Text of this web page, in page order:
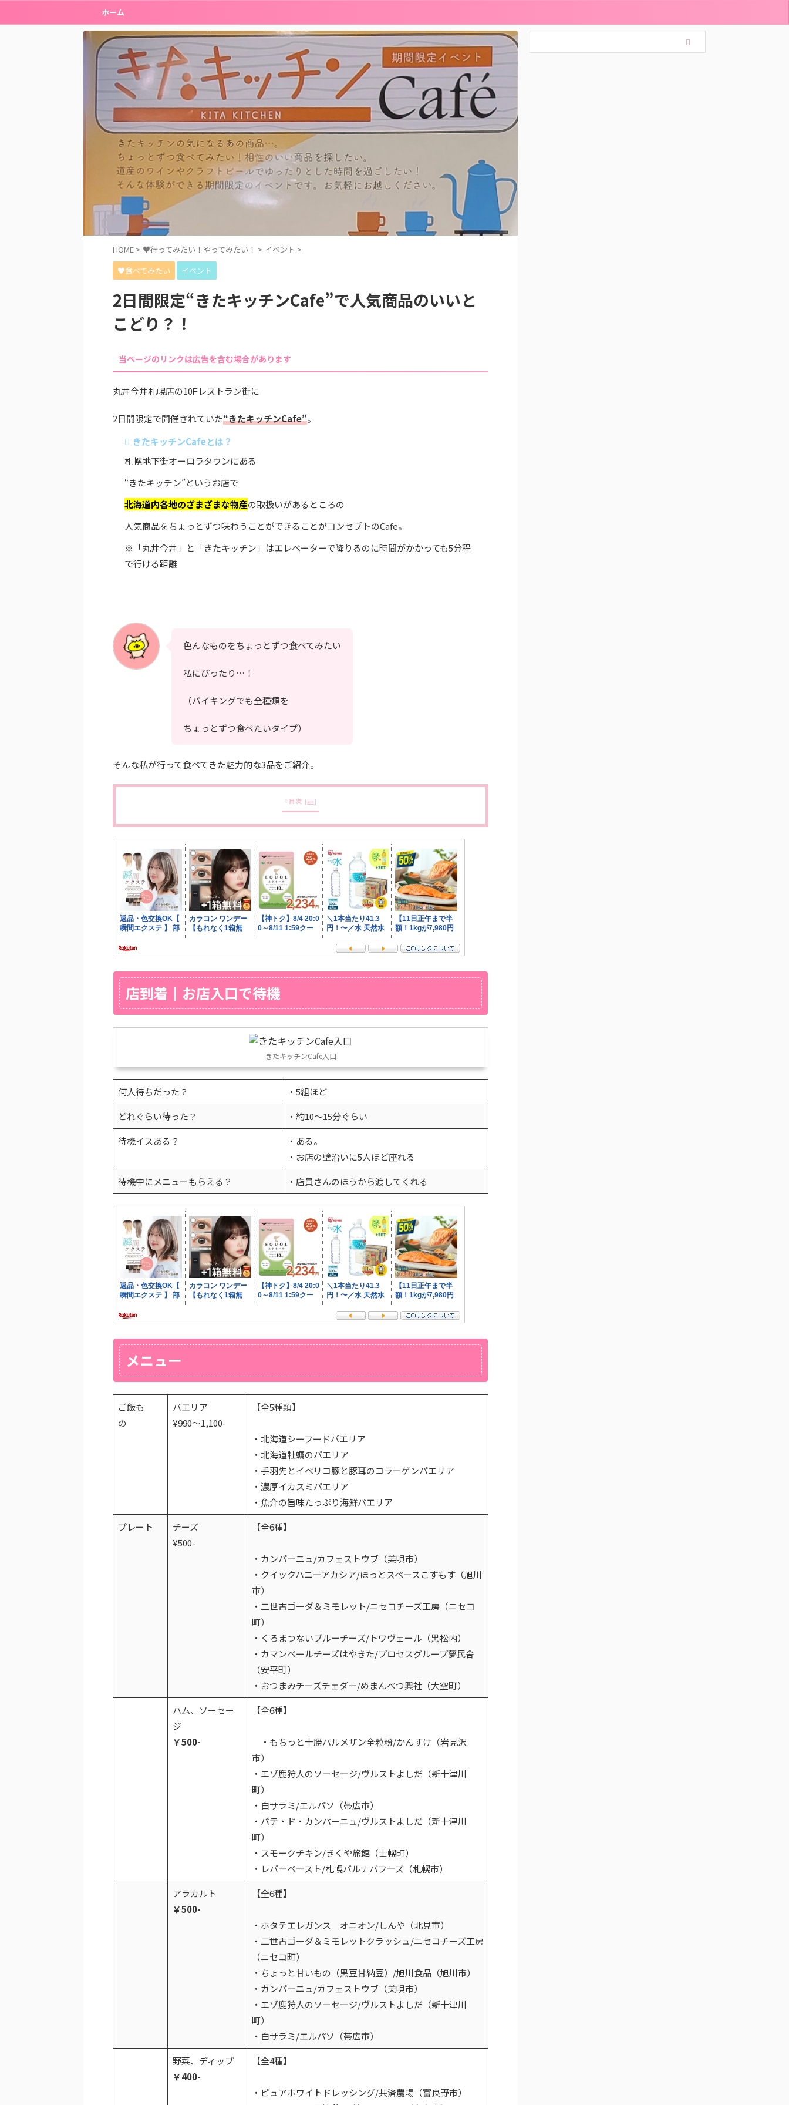
ホーム
HOME > ♥行ってみたい！やってみたい！ > イベント >
♥食べてみたい
イベント
2日間限定“きたキッチンCafe”で人気商品のいいと
こどり？！
当ページのリンクは広告を含む場合があります
丸井今井札幌店の10ᖴレストラン街に
2日間限定で開催されていた“きたキッチンCafe”。
きたキッチンCafeとは？
札幌地下街オーロラタウンにある
“きたキッチン”というお店で
北海道内各地のざまざまな物産の取扱いがあるところの
人気商品をちょっとずつ味わうことができることがコンセプトのCafe。
※「丸井今井」と「きたキッチン」はエレベーターで降りるのに時間がかかっても5分程
で行ける距離
色んなものをちょっとずつ食べてみたい
私にぴったり…！
（バイキングでも全種類を
ちょっとずつ食べたいタイプ）
そんな私が行って食べてきた魅力的な3品をご紹介。
目次 [表示]
店到着┃お店入口で待機
きたキッチンCafe入口
何人待ちだった？
・5組ほど
どれぐらい待った？
・約10〜15分ぐらい
待機イスある？
・ある。
・お店の壁沿いに5人ほど座れる
待機中にメニューもらえる？
・店員さんのほうから渡してくれる
メニュー
ご飯も
の
パエリア
¥990～1,100-
【全5種類】
・北海道シーフードパエリア
・北海道牡蠣のパエリア
・手羽先とイベリコ豚と豚耳のコラーゲンパエリア
・濃厚イカスミパエリア
・魚介の旨味たっぷり海鮮パエリア
プレート
チーズ
¥500-
【全6種】
・カンパーニュ/カフェストウブ（美唄市）
・クイックハニーアカシア/ほっとスペースこすもす（旭川
市）
・二世古ゴーダ＆ミモレット/ニセコチーズ工房（ニセコ
町）
・くろまつないブルーチーズ/トワヴェール（黒松内）
・カマンベールチーズはやきた/プロセスグループ夢民舎
（安平町）
・おつまみチーズチェダー/めまんべつ興社（大空町）
ハム、ソーセー
ジ
￥500-
【全6種】
・もちっと十勝パルメザン全粒粉/かんすけ（岩見沢
市）
・エゾ鹿狩人のソーセージ/ヴルストよしだ（新十津川
町）
・白サラミ/エルパソ（帯広市）
・パテ・ド・カンパーニュ/ヴルストよしだ（新十津川
町）
・スモークチキン/きくや旅館（士幌町）
・レバーペースト/札幌バルナバフーズ（札幌市）
アラカルト
￥500-
【全6種】
・ホタテエレガンス オニオン/しんや（北見市）
・二世古ゴーダ＆ミモレットクラッシュ/ニセコチーズ工房
（ニセコ町）
・ちょっと甘いもの（黒豆甘納豆）/旭川食品（旭川市）
・カンパーニュ/カフェストウブ（美唄市）
・エゾ鹿狩人のソーセージ/ヴルストよしだ（新十津川
町）
・白サラミ/エルパソ（帯広市）
野菜、ディップ
￥400-
【全4種】
・ピュアホワイトドレッシング/共済農場（富良野市）